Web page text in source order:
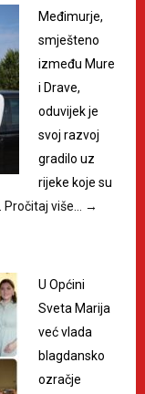
Međimurje,
smješteno
između Mure
i Drave,
oduvijek je
svoj razvoj
gradilo uz
rijeke koje su
Pročitaj više… →
U Općini
Sveta Marija
već vlada
blagdansko
ozračje